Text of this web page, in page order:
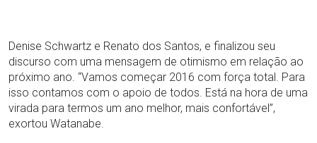
Denise Schwartz e Renato dos Santos, e finalizou seu
discurso com uma mensagem de otimismo em relação ao
próximo ano. “Vamos começar 2016 com força total. Para
isso contamos com o apoio de todos. Está na hora de uma
virada para termos um ano melhor, mais confortável”,
exortou Watanabe.